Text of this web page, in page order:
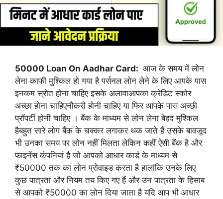
50000 Loan On Aadhar Card: आज के समय में लोन
लेना काफी मुश्किल हो गया है पर्सनल लोन लेने के लिए आपके पास
इनकम स्रोत होना चाहिए इसके अलावाआपका क्रेडिट स्कोर
अच्छा होना चाहिएनौकरी होनी चाहिए या फिर आपके पास अच्छी
प्रॉपर्टी होनी चाहिए । बैंक के माध्यम से लोन लेना बेहद मुश्किल
हैबहुत सारे लोग बैंक के चक्कर लगाकर थक जाते हैं उसके बावजूद
भी उनका समय पर लोन नहीं मिलता लेकिन कहीं ऐसी बैंक है और
फाइनेंस कंपनियां है जो आपको आधार कार्ड के माध्यम से
₹50000 तक का लोन प्रोवाइड करता है हालांकि उनके लिए
कुछ पात्रता और नियम तय किए गए हैं और उन पात्रता के हिसाब
से आपको ₹50000 का लोन दिया जाता है यदि आप भी आधार